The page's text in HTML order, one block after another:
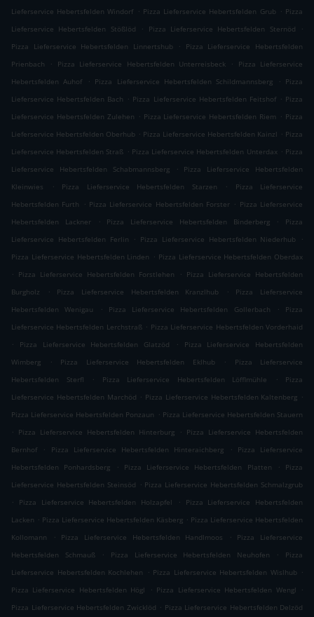
Lieferservice Hebertsfelden Windorf . Pizza Lieferservice Hebertsfelden Grub . Pizza
Lieferservice Hebertsfelden Stößlöd
. Pizza Lieferservice Hebertsfelden Sternöd
.
Pizza Lieferservice Hebertsfelden Linnertshub
.
Pizza Lieferservice Hebertsfelden
Prienbach
. Pizza Lieferservice Hebertsfelden Unterreisbeck .
Pizza Lieferservice
Hebertsfelden Auhof
. Pizza Lieferservice Hebertsfelden Schildmannsberg . Pizza
Lieferservice Hebertsfelden Bach . Pizza Lieferservice Hebertsfelden Feitshof . Pizza
Lieferservice Hebertsfelden Zulehen . Pizza Lieferservice Hebertsfelden Riem . Pizza
Lieferservice Hebertsfelden Oberhub . Pizza Lieferservice Hebertsfelden Kainzl . Pizza
Lieferservice Hebertsfelden Straß . Pizza Lieferservice Hebertsfelden Unterdax . Pizza
Lieferservice Hebertsfelden Schabmannsberg
.
Pizza Lieferservice Hebertsfelden
Kleinwies
. Pizza Lieferservice Hebertsfelden Starzen .
Pizza Lieferservice
Hebertsfelden Furth
. Pizza Lieferservice Hebertsfelden Forster . Pizza Lieferservice
Hebertsfelden Lackner
. Pizza Lieferservice Hebertsfelden Binderberg .
Pizza
Lieferservice Hebertsfelden Ferlin
. Pizza Lieferservice Hebertsfelden Niederhub
.
Pizza Lieferservice Hebertsfelden Linden . Pizza Lieferservice Hebertsfelden Oberdax
. Pizza Lieferservice Hebertsfelden Forstlehen . Pizza Lieferservice Hebertsfelden
Burgholz
. Pizza Lieferservice Hebertsfelden Kranzlhub .
Pizza Lieferservice
Hebertsfelden Wenigau
. Pizza Lieferservice Hebertsfelden Gollerbach .
Pizza
Lieferservice Hebertsfelden Lerchstraß . Pizza Lieferservice Hebertsfelden Vorderhaid
.
Pizza Lieferservice Hebertsfelden Glatzöd .
Pizza Lieferservice Hebertsfelden
Wimberg
. Pizza Lieferservice Hebertsfelden Eklhub .
Pizza Lieferservice
Hebertsfelden Sterfl
. Pizza Lieferservice Hebertsfelden Löfflmühle .
Pizza
Lieferservice Hebertsfelden Marchöd . Pizza Lieferservice Hebertsfelden Kaltenberg .
Pizza Lieferservice Hebertsfelden Ponzaun . Pizza Lieferservice Hebertsfelden Stauern
. Pizza Lieferservice Hebertsfelden Hinterburg . Pizza Lieferservice Hebertsfelden
Bernhof
. Pizza Lieferservice Hebertsfelden Hinteraichberg .
Pizza Lieferservice
Hebertsfelden Ponhardsberg
. Pizza Lieferservice Hebertsfelden Platten .
Pizza
Lieferservice Hebertsfelden Steinsöd . Pizza Lieferservice Hebertsfelden Schmalzgrub
.
Pizza Lieferservice Hebertsfelden Holzapfel .
Pizza Lieferservice Hebertsfelden
Lacken . Pizza Lieferservice Hebertsfelden Käsberg . Pizza Lieferservice Hebertsfelden
Kollomann
. Pizza Lieferservice Hebertsfelden Handlmoos .
Pizza Lieferservice
Hebertsfelden Schmauß
. Pizza Lieferservice Hebertsfelden Neuhofen .
Pizza
Lieferservice Hebertsfelden Kochlehen
. Pizza Lieferservice Hebertsfelden Wislhub .
Pizza Lieferservice Hebertsfelden Högl
. Pizza Lieferservice Hebertsfelden Wengl
.
Pizza Lieferservice Hebertsfelden Zwicklöd . Pizza Lieferservice Hebertsfelden Delzöd